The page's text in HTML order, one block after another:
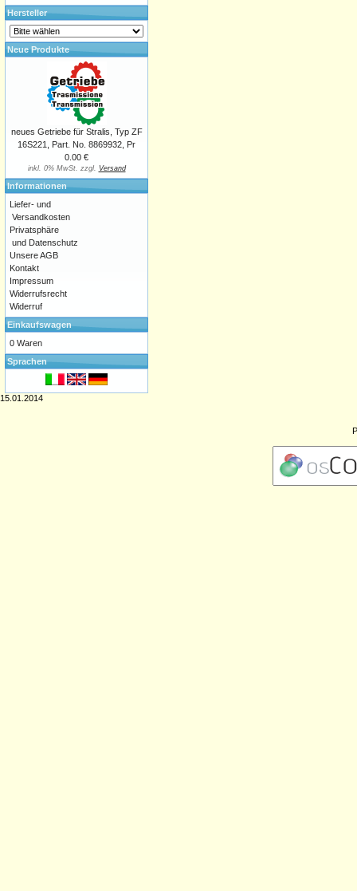
Hersteller
Neue Produkte
neues Getriebe für Stralis, Typ ZF
16S221, Part. No. 8869932, Pr
0.00 €
inkl. 0% MwSt. zzgl. Versand
Informationen
Liefer- und
Versandkosten
Privatsphäre
und Datenschutz
Unsere AGB
Kontakt
Impressum
Widerrufsrecht
Widerruf
Einkaufswagen
0 Waren
Sprachen
15.01.2014